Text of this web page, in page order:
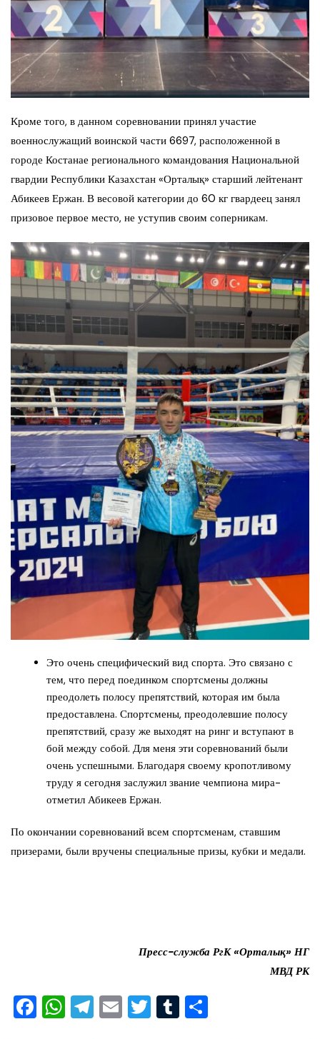
Кроме того, в данном соревновании принял участие
военнослужащий воинской части 6697, расположенной в
городе Костанае регионального командования Национальной
гвардии Республики Казахстан «Орталық» старший лейтенант
Абикеев Ержан. В весовой категории до 60 кг гвардеец занял
призовое первое место, не уступив своим соперникам.
Это очень специфический вид спорта. Это связано с
тем, что перед поединком спортсмены должны
преодолеть полосу препятствий, которая им была
предоставлена. Спортсмены, преодолевшие полосу
препятствий, сразу же выходят на ринг и вступают в
бой между собой. Для меня эти соревнований были
очень успешными. Благодаря своему кропотливому
труду я сегодня заслужил звание чемпиона мира-
отметил Абикеев Ержан.
По окончании соревнований всем спортсменам, ставшим
призерами, были вручены специальные призы, кубки и медали.
Пресс-служба РгК «Орталық» НГ
МВД РК
F W T E T T